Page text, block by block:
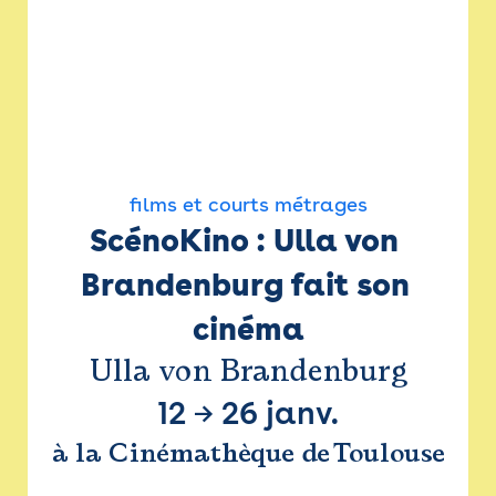
films et courts métrages
ScénoKino : Ulla von
Brandenburg fait son
cinéma
Ulla von Brandenburg
12 → 26 janv.
à la Cinémathèque de Toulouse